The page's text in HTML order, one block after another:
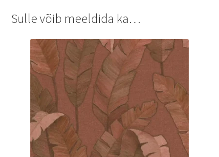
Sulle võib meeldida ka…